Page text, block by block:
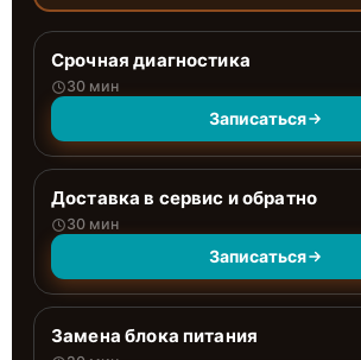
Срочная диагностика
30 мин
Записаться
Доставка в сервис и обратно
30 мин
Записаться
Замена блока питания